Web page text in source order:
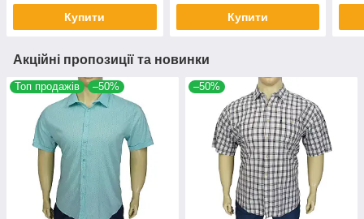
Купити Купити
Акційні пропозиції та новинки
Топ продажів –50% –50%